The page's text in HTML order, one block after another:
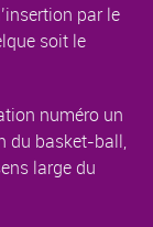
par le
soit le
numéro un
du basket-ball,
large du